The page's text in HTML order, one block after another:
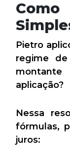
Pietro
regime
aplicação?
Nessa
fórmulas,
juros: